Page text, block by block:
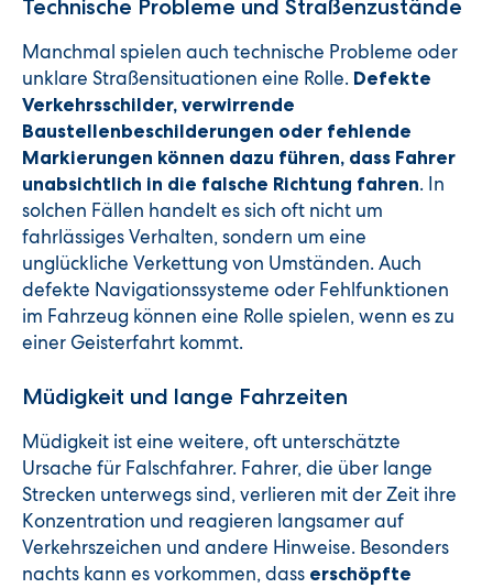
Technische Probleme und Straßenzustände
Manchmal spielen auch technische Probleme oder
unklare Straßensituationen eine Rolle. Defekte
Verkehrsschilder, verwirrende
Baustellenbeschilderungen oder fehlende
Markierungen können dazu führen, dass Fahrer
unabsichtlich in die falsche Richtung fahren. In
solchen Fällen handelt es sich oft nicht um
fahrlässiges Verhalten, sondern um eine
unglückliche Verkettung von Umständen. Auch
defekte Navigationssysteme oder Fehlfunktionen
im Fahrzeug können eine Rolle spielen, wenn es zu
einer Geisterfahrt kommt.
Müdigkeit und lange Fahrzeiten
Müdigkeit ist eine weitere, oft unterschätzte
Ursache für Falschfahrer. Fahrer, die über lange
Strecken unterwegs sind, verlieren mit der Zeit ihre
Konzentration und reagieren langsamer auf
Verkehrszeichen und andere Hinweise. Besonders
nachts kann es vorkommen, dass erschöpfte